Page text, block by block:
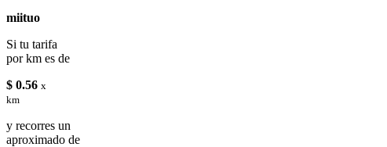
miituo
Si tu tarifa
por km es de
$ 0.56 x
km
y recorres un
aproximado de